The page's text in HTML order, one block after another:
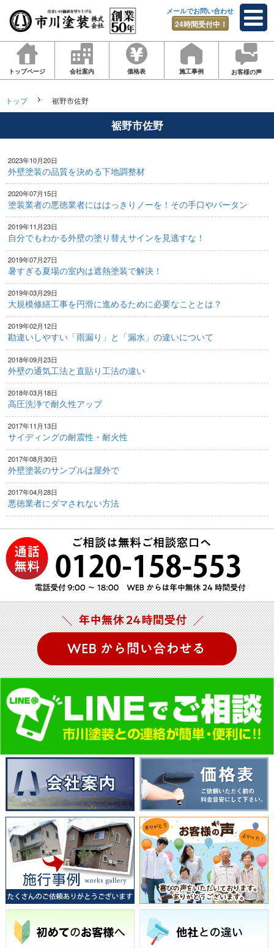
メールでお問い合わせ
24時間受付中！
トップページ 会社案内 価格表 施工事例 お客様の声
トップ 裾野市佐野
裾野市佐野
2023年10月20日
外壁塗装の品質を決める下地調整材
2020年07月15日
塗装業者の悪徳業者にははっきりノーを！その手口やパータン
2019年11月23日
自分でもわかる外壁の塗り替えサインを見逃すな！
2019年07月27日
暑すぎる夏場の室内は遮熱塗装で解決！
2019年03月29日
大規模修繕工事を円滑に進めるために必要なこととは？
2019年02月12日
勘違いしやすい「雨漏り」と「漏水」の違いについて
2018年09月23日
外壁の通気工法と直貼り工法の違い
2018年03月18日
高圧洗浄で耐久性アップ
2017年11月13日
サイディングの耐震性・耐火性
2017年08月30日
外壁塗装のサンプルは屋外で
2017年04月28日
悪徳業者にダマされない方法